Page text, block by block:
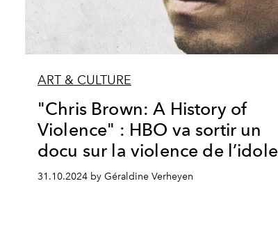
ART & CULTURE
"Chris Brown: A History of
Violence" : HBO va sortir un
docu sur la violence de l’idole
31.10.2024 by Géraldine Verheyen